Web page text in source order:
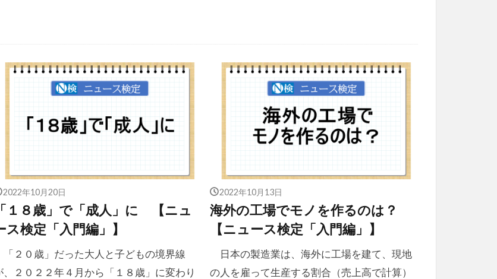
2022年10月20日
「１８歳」で「成人」に 【ニュ
ス検定「入門編」】
「２０歳」だった大人と子どもの境界線
、２０２２年４月から「１８歳」に変わり
2022年10月13日
海外の工場でモノを作るのは？
【ニュース検定「入門編」】
日本の製造業は、海外に工場を建て、現地
の人を雇って生産する割合（売上高で計算）